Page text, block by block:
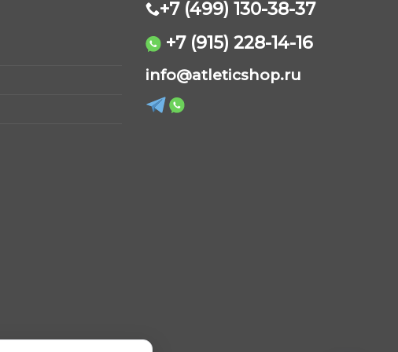
+7 (499) 130-38-37
+7 (915) 228-14-16
info@atleticshop.ru
Обычно отвечаем быстро